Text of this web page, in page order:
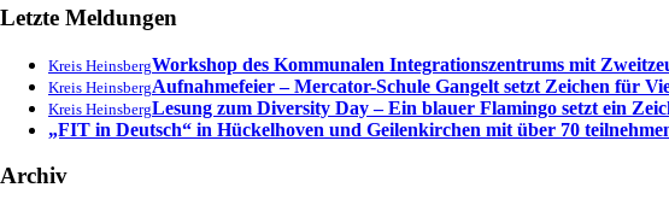
Letzte Meldungen
Kreis HeinsbergWorkshop des Kommunalen Integrationszentrums mit
Kreis HeinsbergAufnahmefeier – Mercator-Schule Gangelt setzt Zeichen für
Kreis HeinsbergLesung zum Diversity Day – Ein blauer Flamingo setzt ein
„FIT in Deutsch“ in Hückelhoven und Geilenkirchen mit über 70
Archiv